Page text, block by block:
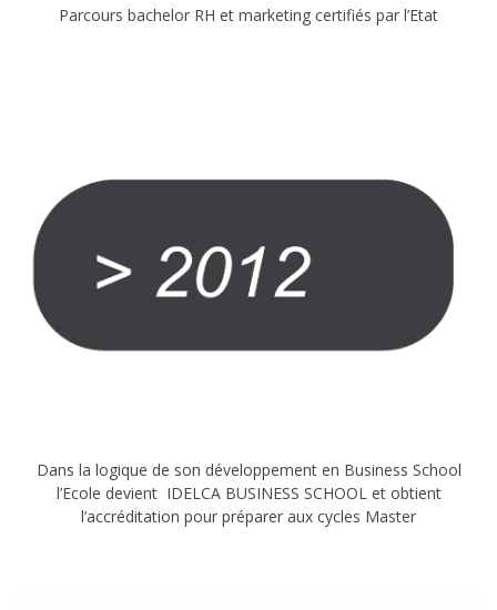
Parcours bachelor RH et marketing certifiés par l’Etat
Dans la logique de son développement en Business School
l’Ecole devient IDELCA BUSINESS SCHOOL et obtient
l’accréditation pour préparer aux cycles Master